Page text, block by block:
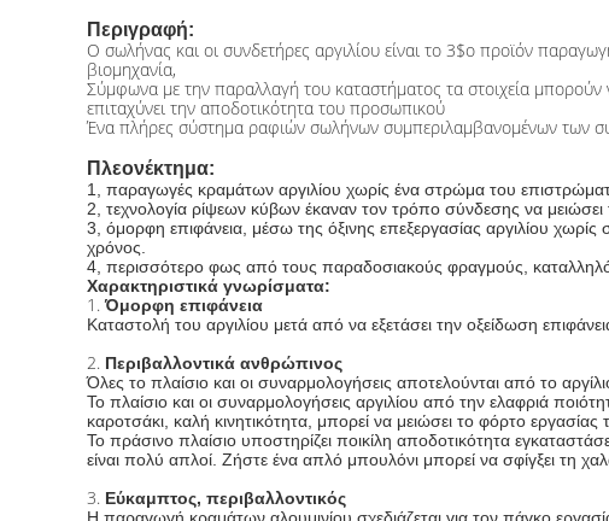
Περιγραφή:
Ο σωλήνας και οι συνδετήρες αργιλίου είναι το 3$ο προϊόν
βιομηχανία,
Σύμφωνα με την παραλλαγή του καταστήματος τα στοιχεία μπορούν
επιταχύνει την αποδοτικότητα του προσωπικού
Ένα πλήρες σύστημα ραφιών σωλήνων συμπεριλαμβανομένων των
Πλεονέκτημα:
1, παραγωγές κραμάτων αργιλίου χωρίς ένα στρώμα του
2, τεχνολογία ρίψεων κύβων έκαναν τον τρόπο σύνδεσης να μειώσει
3, όμορφη επιφάνεια, μέσω της όξινης επεξεργασίας αργιλίου
χρόνος.
4, περισσότερο φως από τους παραδοσιακούς φραγμούς,
Χαρακτηριστικά γνωρίσματα:
1.Όμορφη επιφάνεια
Καταστολή του αργιλίου μετά από να εξετάσει την οξείδωση
2. Περιβαλλοντικά ανθρώπινος
Όλες το πλαίσιο και οι συναρμολογήσεις αποτελούνται από το
Το πλαίσιο και οι συναρμολογήσεις αργιλίου από την ελαφριά
καροτσάκι, καλή κινητικότητα, μπορεί να μειώσει το φόρτο εργασίας
Το πράσινο πλαίσιο υποστηρίζει ποικίλη αποδοτικότητα
είναι πολύ απλοί. Ζήστε ένα απλό μπουλόνι μπορεί να σφίγξει τη
3. Εύκαμπτος, περιβαλλοντικός